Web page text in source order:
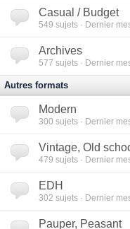
Casual / Budget
549 sujets · Dernier
Archives
577 sujets · Dernier
Autres formats
Modern
300 sujets · Dernier
Vintage, Old
479 sujets · Dernier
EDH
302 sujets · Dernier
Pauper, Peasant